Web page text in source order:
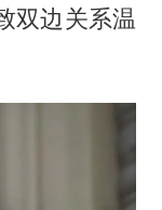
双边关系温